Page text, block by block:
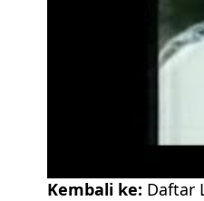
Kembali ke: Daftar